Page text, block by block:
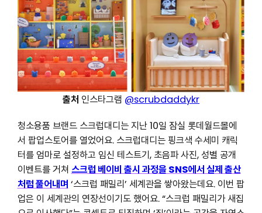
출처 인스타그램 @scrubdaddykr
청소용품 브랜드 스크럽대디는 지난 10일 잠실 롯데월드몰에
서 팝업스토어를 열었어요. 스크럽대디는 핑크색 수세미 캐릭
터를 엄마로 설정하고 임신 테스트기, 초음파 사진, 성별 공개
이벤트를 거쳐 스크럽 베이비 출시 과정을 SNS에서 실제 출산
처럼 풀어내며 ‘스크럽 패밀리’ 세계관을 쌓아왔는데요. 이번 팝
업은 이 세계관의 연장선이기도 했어요. “스크럽 패밀리가 새집